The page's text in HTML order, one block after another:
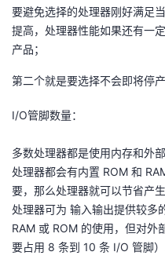
要避免选择的处理器刚好满足
提高，处理器性能如果还有一
产品；
第二个就是要选择不会即将停
I/O管脚数量：
多数处理器都是使用内存和外
处理器都会有内置 ROM 和
要，那么处理器就可以节省产
处理器可为 输入输出提供较多
RAM 或 ROM 的使用，但对外
要占用 8 条到 10 条 I/O 管脚）